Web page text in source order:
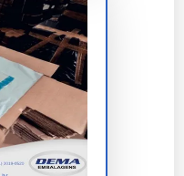
Preço
Médio
Durabilidade
R$ 0,50
R$ 0,40
R$ 0,60